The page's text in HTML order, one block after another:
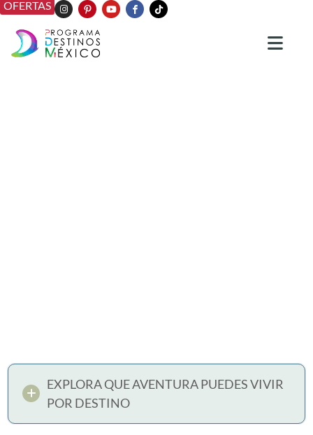
OFERTAS
EXPLORA QUE AVENTURA PUEDES VIVIR
POR DESTINO